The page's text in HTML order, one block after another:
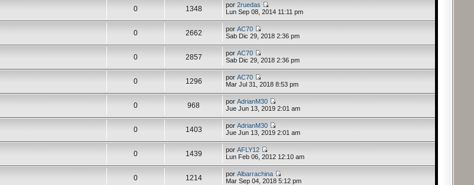
0 1348 por2ruedas
Lun Sep 08, 2014 11:11 pm
0 2662 porAC70
Sab Dic 29, 2018 2:36 pm
0 2857 porAC70
Sab Dic 29, 2018 2:36 pm
0 1296 porAC70
Mar Jul 31, 2018 8:53 pm
0 968 porAdrianM30
Jue Jun 13, 2019 2:01 am
0 1403 porAdrianM30
Jue Jun 13, 2019 2:01 am
0 1439 porAFLY12
Lun Feb 06, 2012 12:10 am
0 1214 porAlbarrachina
Mar Sep 04, 2018 5:12 pm